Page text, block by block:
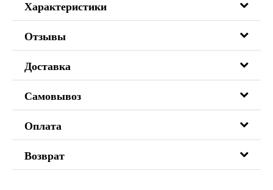
Характеристики
Отзывы
Доставка
Самовывоз
Оплата
Возврат